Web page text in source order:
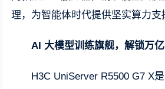
理，为智能体时代提供坚实算力支
AI 大模型训练旗舰，解锁万
H3C UniServer R5500 G7 X